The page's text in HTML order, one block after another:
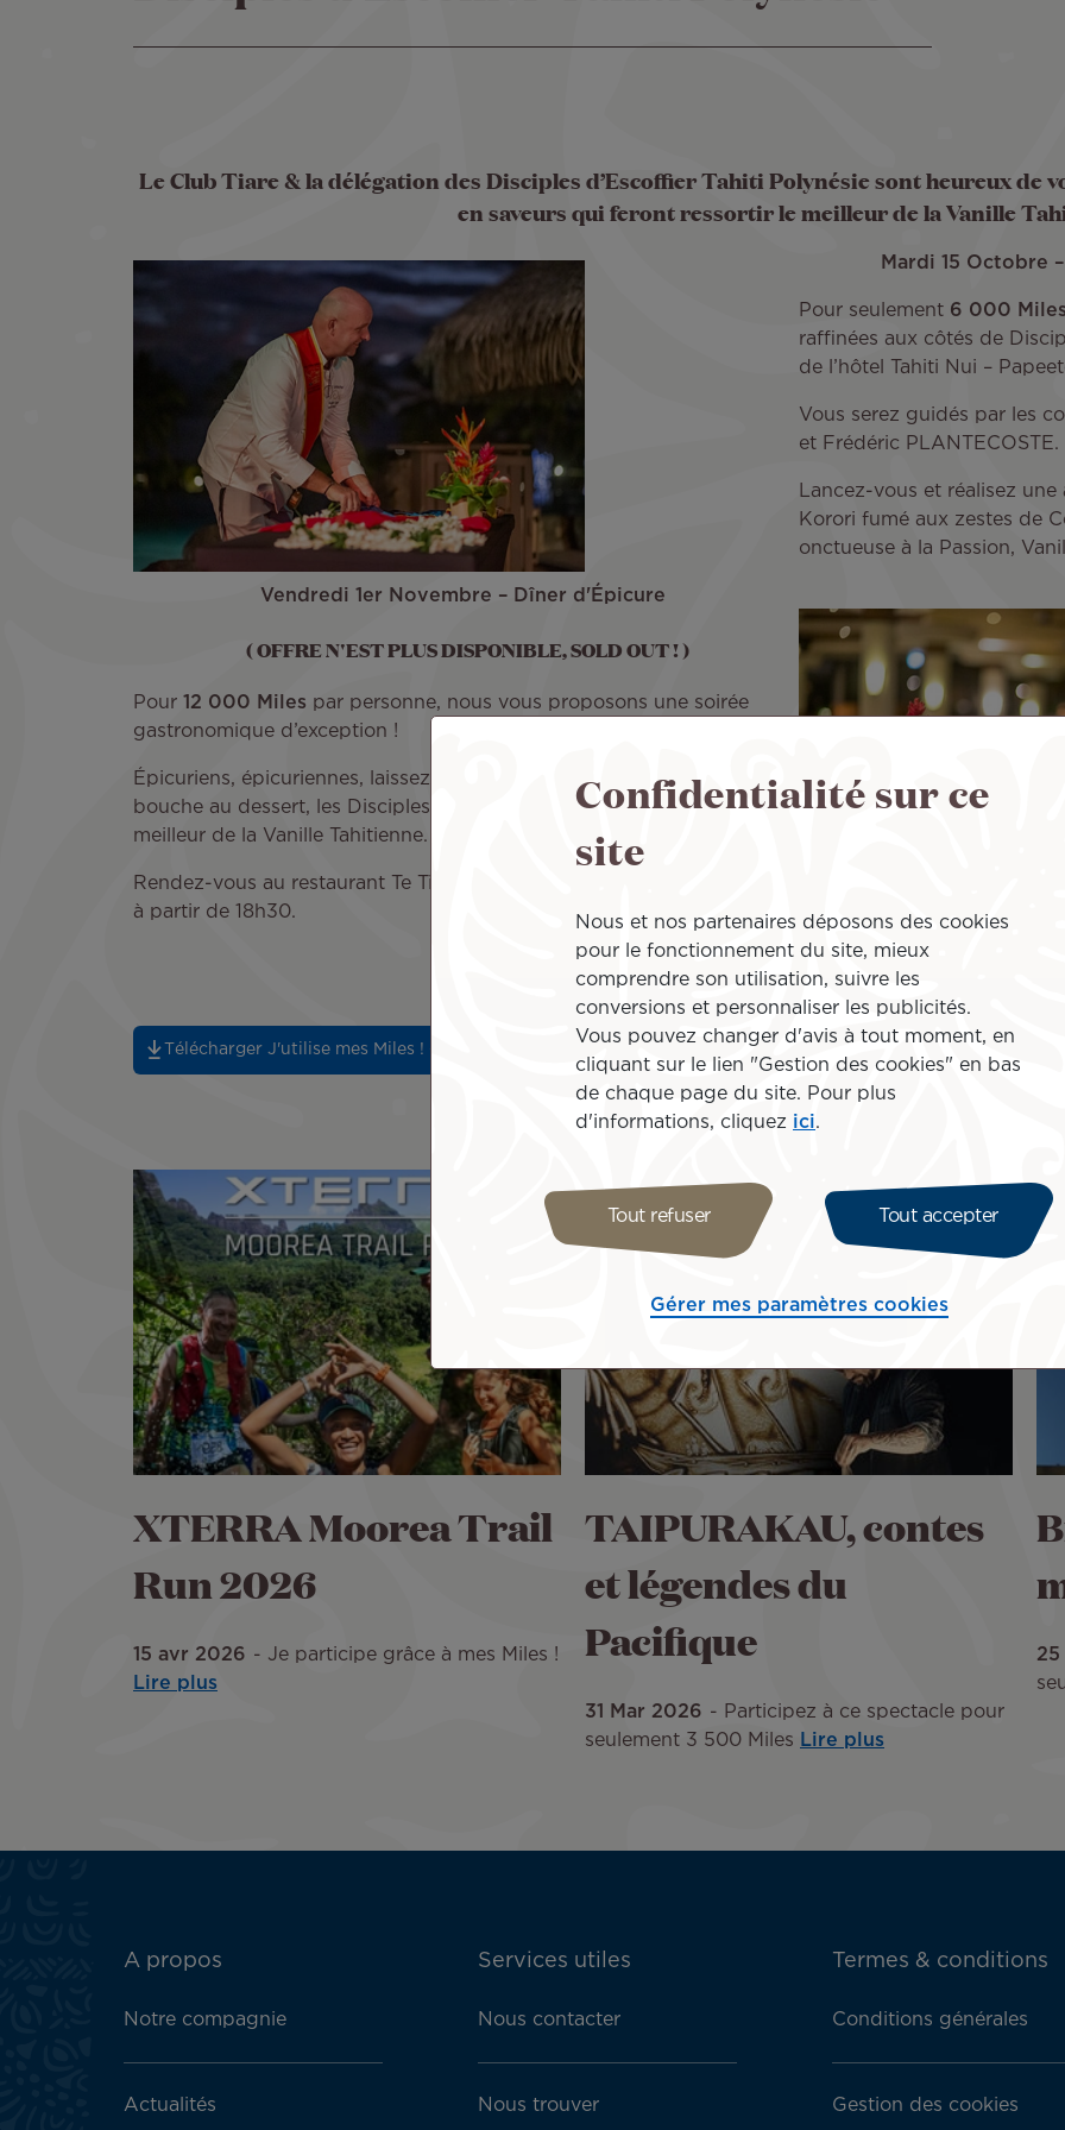
Le Club Tiare & la délégation des Disciples d’Escoffier Tahiti Polynésie sont heureux de
en saveurs qui feront ressortir le meilleur de la Vanille
Mardi 15 Octobre
Pour seulement 6 000 Miles
raffinées aux côtés de
de l’hôtel Tahiti Nui –
Vous serez guidés par les
et Frédéric PLANTECOSTE.
Lancez-vous et réalisez
Korori fumé aux zestes de
onctueuse à la Passion,
Vendredi 1er Novembre – Dîner d'Épicure
( OFFRE N'EST PLUS DISPONIBLE, SOLD OUT ! )
Pour 12 000 Miles par personne, nous vous proposons une soirée
gastronomique d’exception !
Épicuriens, épicuriennes, laissez vos sens voyager. De la mise en
bouche au dessert, les Disciples d’Escoffier sauront faire ressortir le
meilleur de la Vanille Tahitienne.
Rendez-vous au restaurant Te Tiare de l’InterContinental Tahiti – Faa’a,
à partir de 18h30.
Places limitées, réservez dès maintenant grâce à vos Miles !
Télécharger J'utilise mes Miles ! - 300.37 Ko
XTERRA Moorea Trail
Run 2026
15 avr 2026
Je participe grâce à mes Miles !
Lire plus
TAIPURAKAU, contes
et légendes du
Pacifique
31 Mar 2026
Participez à ce spectacle pour
seulement 3 500 Miles Lire plus
25
ATN:
menu
A propos
Notre compagnie
Actualités
Services utiles
Nous contacter
Nous trouver
Termes & conditions
Conditions générales
Gestion des cookies
Confidentialité sur ce
site
Nous et nos partenaires déposons des cookies
pour le fonctionnement du site, mieux
comprendre son utilisation, suivre les
conversions et personnaliser les publicités.
Vous pouvez changer d'avis à tout moment, en
cliquant sur le lien "Gestion des cookies" en bas
de chaque page du site. Pour plus
d'informations, cliquez ici.
Tout refuser Tout accepter
Gérer mes paramètres cookies